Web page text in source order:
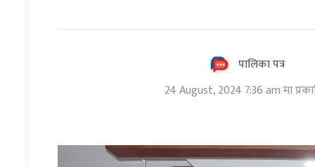
पालिका पत्र
24 August, 2024 7:36 am मा